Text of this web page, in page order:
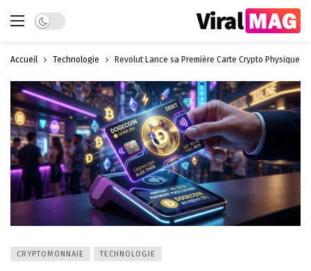
Dark mode
Accueil Technologie Revolut Lance sa Première Carte Crypto Physique
CRYPTOMONNAIE TECHNOLOGIE